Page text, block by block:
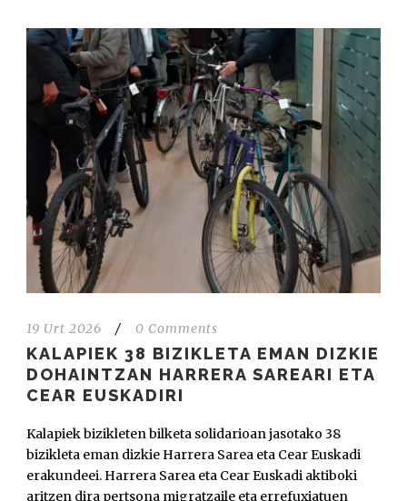
19 Urt 2026 / 0 Comments
KALAPIEK 38 BIZIKLETA EMAN DIZKIE
DOHAINTZAN HARRERA SAREARI ETA
CEAR EUSKADIRI
Kalapiek bizikleten bilketa solidarioan jasotako 38
bizikleta eman dizkie Harrera Sarea eta Cear Euskadi
erakundeei. Harrera Sarea eta Cear Euskadi aktiboki
aritzen dira pertsona migratzaile eta errefuxiatuen